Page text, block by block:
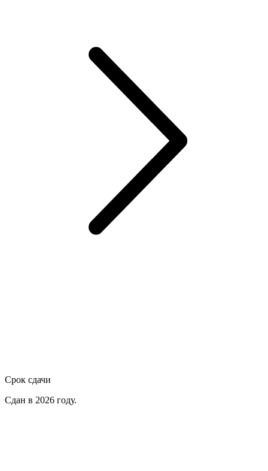
Срок сдачи
Сдан в 2026 году.